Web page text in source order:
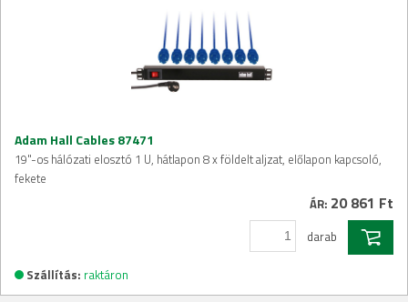
Adam Hall Cables 87471
19"-os hálózati elosztó 1 U, hátlapon 8 x földelt aljzat, előlapon kapcsoló,
fekete
ÁR: 20 861 Ft
darab
Szállítás: raktáron